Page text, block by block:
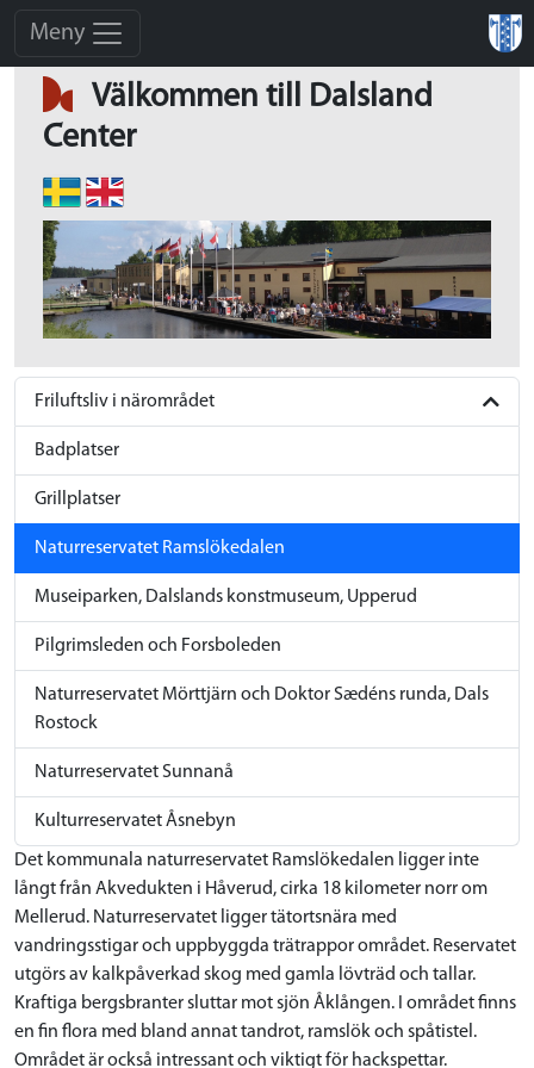
Meny
Välkommen till Dalsland
Center
Friluftsliv i närområdet
Badplatser
Grillplatser
Naturreservatet Ramslökedalen
Museiparken, Dalslands konstmuseum, Upperud
Pilgrimsleden och Forsboleden
Naturreservatet Mörttjärn och Doktor Sædéns runda, Dals
Rostock
Naturreservatet Sunnanå
Kulturreservatet Åsnebyn
Det kommunala naturreservatet Ramslökedalen ligger inte
långt från Akvedukten i Håverud, cirka 18 kilometer norr om
Mellerud. Naturreservatet ligger tätortsnära med
vandringsstigar och uppbyggda trätrappor området. Reservatet
utgörs av kalkpåverkad skog med gamla lövträd och tallar.
Kraftiga bergsbranter sluttar mot sjön Åklången. I området finns
en fin flora med bland annat tandrot, ramslök och spåtistel.
Området är också intressant och viktigt för hackspettar.